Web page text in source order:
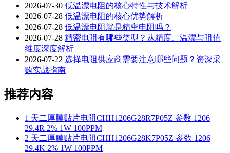
2026-07-30 低温漂电阻的核心特性与技术解析
2026-07-28 低温漂电阻的核心优势解析
2026-07-28 低温漂电阻就是精密电阻吗？
2026-07-28 精密电阻有哪些类型？从精度、温漂与阻值
维度深度解析
2026-07-22 选择电阻供应商需要注意哪些问题？资深采
购实战指南
推荐内容
1 天二厚膜贴片电阻CHH1206G28R7P05Z 参数 1206
29.4R 2% 1W 100PPM
2 天二厚膜贴片电阻CHH1206G28K7P05Z 参数 1206
29.4K 2% 1W 100PPM